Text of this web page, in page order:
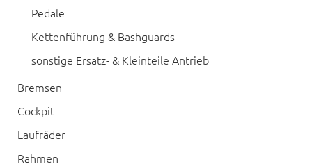
Pedale
Kettenführung & Bashguards
sonstige Ersatz- & Kleinteile Antrieb
Bremsen
Cockpit
Laufräder
Rahmen